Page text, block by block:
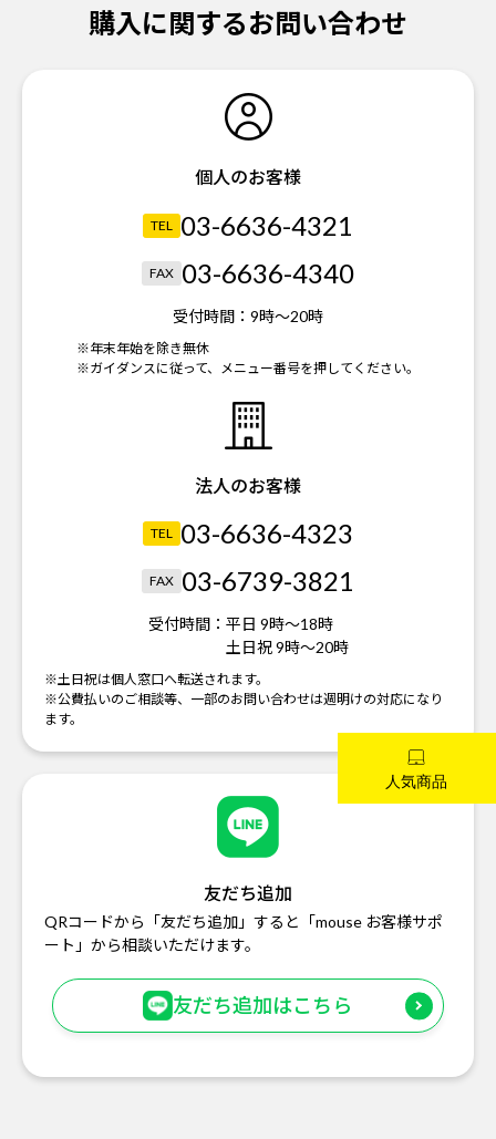
購入に関するお問い合わせ
個人のお客様
TEL 03-6636-4321
FAX 03-6636-4340
受付時間： 9時～20時
※年末年始を除き無休
※ガイダンスに従って、メニュー番号を押してください。
法人のお客様
TEL 03-6636-4323
FAX 03-6739-3821
受付時間： 平日 9時～18時
土日祝 9時～20時
※土日祝は個人窓口へ転送されます。
※公費払いのご相談等、一部のお問い合わせは週明けの対応になり
ます。
友だち追加
QRコードから「友だち追加」すると「mouse お客様サポ
ート」から相談いただけます。
友だち追加はこちら